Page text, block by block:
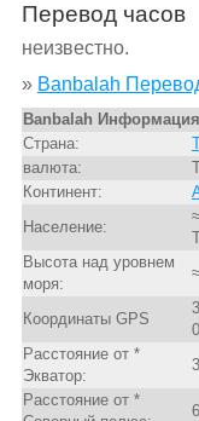
Перевод часов
неизвестно.
» Banbalah
Banbalah
Страна:
валюта:
Континент:
Население:
Высота над уровнем
моря:
Координаты GPS
Расстояние от *
Экватор:
Расстояние от *